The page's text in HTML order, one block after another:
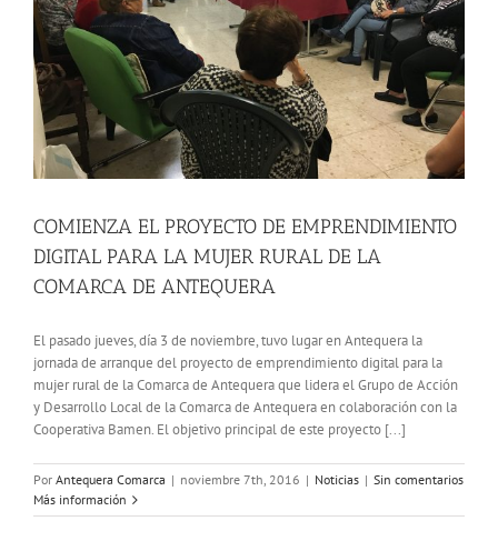
COMIENZA EL PROYECTO DE EMPRENDIMIENTO
DIGITAL PARA LA MUJER RURAL DE LA
COMARCA DE ANTEQUERA
El pasado jueves, día 3 de noviembre, tuvo lugar en Antequera la
jornada de arranque del proyecto de emprendimiento digital para la
mujer rural de la Comarca de Antequera que lidera el Grupo de Acción
y Desarrollo Local de la Comarca de Antequera en colaboración con la
Cooperativa Bamen. El objetivo principal de este proyecto [...]
Por Antequera Comarca | noviembre 7th, 2016 | Noticias | Sin comentarios
Más información